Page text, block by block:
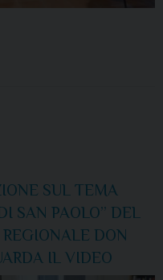
SUL TEMA
SAN PAOLO” DEL
DON
IL VIDEO